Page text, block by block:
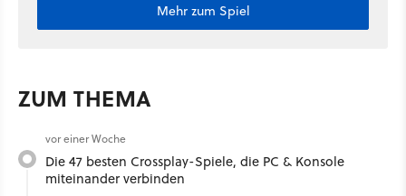
Mehr zum Spiel
ZUM THEMA
vor einer Woche
Die 47 besten Crossplay-Spiele, die PC & Konsole
miteinander verbinden